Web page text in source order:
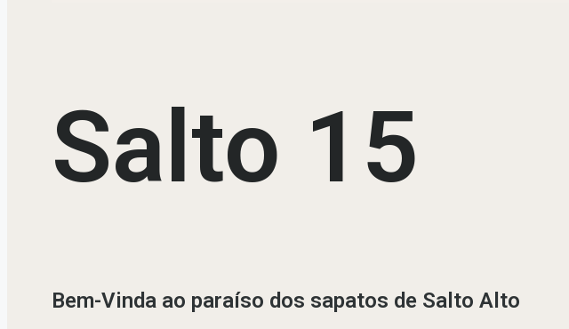
Salto 15
Bem-Vinda ao paraíso dos sapatos de Salto Alto